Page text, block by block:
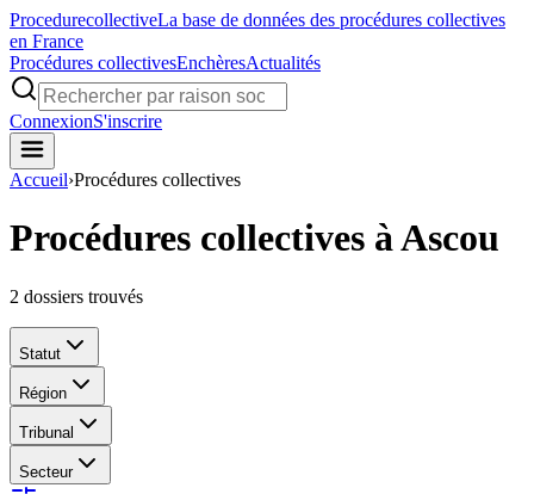
ProcedurecollectiveLa base de données des procédures collectives
en France
Procédures collectivesEnchèresActualités
ConnexionS'inscrire
Accueil›Procédures collectives
Procédures collectives à Ascou
2 dossiers trouvés
Statut
Région
Tribunal
Secteur